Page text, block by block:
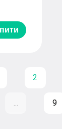
2
... 9